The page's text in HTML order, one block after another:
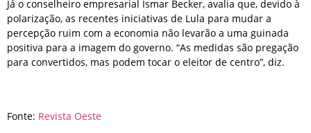
Já o conselheiro empresarial Ismar Becker, avalia que, devido à
polarização, as recentes iniciativas de Lula para mudar a
percepção ruim com a economia não levarão a uma guinada
positiva para a imagem do governo. “As medidas são pregação
para convertidos, mas podem tocar o eleitor de centro”, diz.
Fonte: Revista Oeste